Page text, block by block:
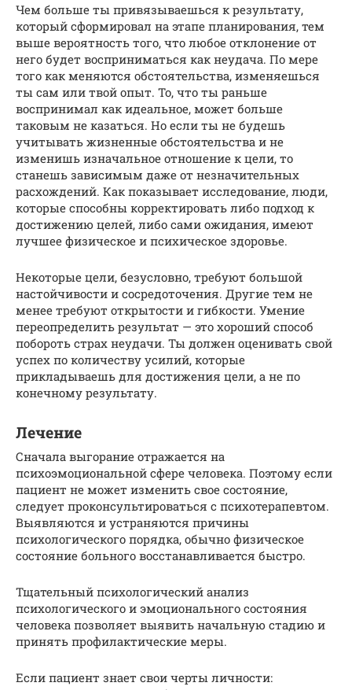
Чем больше ты привязываешься к результату,
который сформировал на этапе планирования, тем
выше вероятность того, что любое отклонение от
него будет восприниматься как неудача. По мере
того как меняются обстоятельства, изменяешься
ты сам или твой опыт. То, что ты раньше
воспринимал как идеальное, может больше
таковым не казаться. Но если ты не будешь
учитывать жизненные обстоятельства и не
изменишь изначальное отношение к цели, то
станешь зависимым даже от незначительных
расхождений. Как показывает исследование, люди,
которые способны корректировать либо подход к
достижению целей, либо сами ожидания, имеют
лучшее физическое и психическое здоровье.
Некоторые цели, безусловно, требуют большой
настойчивости и сосредоточения. Другие тем не
менее требуют открытости и гибкости. Умение
переопределить результат — это хороший способ
побороть страх неудачи. Ты должен оценивать свой
успех по количеству усилий, которые
прикладываешь для достижения цели, а не по
конечному результату.
Лечение
Сначала выгорание отражается на
психоэмоциональной сфере человека. Поэтому если
пациент не может изменить свое состояние,
следует проконсультироваться с психотерапевтом.
Выявляются и устраняются причины
психологического порядка, обычно физическое
состояние больного восстанавливается быстро.
Тщательный психологический анализ
психологического и эмоционального состояния
человека позволяет выявить начальную стадию и
принять профилактические меры.
Если пациент знает свои черты личности: